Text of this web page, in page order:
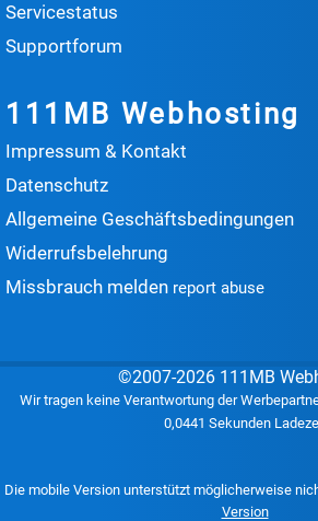
Servicestatus
Supportforum
111MB Webhosting
Impressum & Kontakt
Datenschutz
Allgemeine Geschäftsbedingungen
Widerrufsbelehrung
Missbrauch melden report abuse
©2007-2026 111MB
Wir tragen keine Verantwortung der
0,0441 Sekunden
Die mobile Version unterstützt möglicherweise
Version